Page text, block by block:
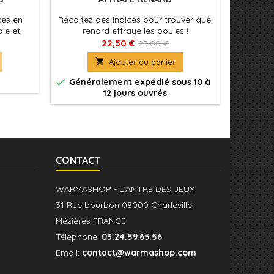
en
et,
!!!
Récoltez des indices pour trouver quel
renard effraye les poules !
22,50 € 25,00 €
 Ajouter au panier
 Généralement expédié sous 10 à
12 jours ouvrés
Un
pré
en

CONTACT
WARMASHOP - L'ANTRE DES JEUX
31 Rue bourbon 08000 Charleville
Mézières FRANCE
Téléphone: 03.24.59.65.56
Email: contact@warmashop.com